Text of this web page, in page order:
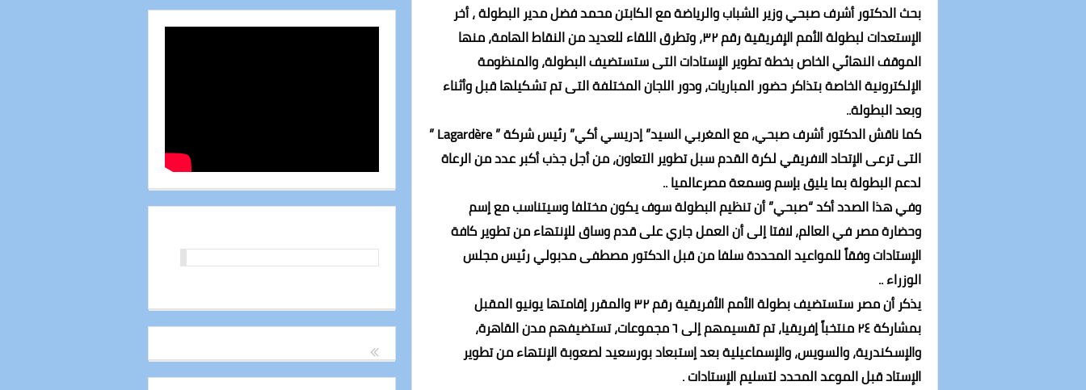
بحث الدكتور أشرف صبحي وزير الشباب والرياضة مع الكابتن محمد فضل مدير البطولة ، أخر
الإستعدات لبطولة الأمم الإفريقية رقم ٣٢، وتطرق اللقاء للعديد من النقاط الهامة، منها
الموقف النهائي الخاص بخطة تطوير الإستادات التى ستستضيف البطولة، والمنظومة
الإلكترونية الخاصة بتذاكر حضور المباريات، ودور اللجان المختلفة التى تم تشكيلها قبل وأثناء
وبعد البطولة..
كما ناقش الدكتور أشرف صبحي، مع المغربي السيد” إدريسي أكي” رئيس شركة ” Lagardère ”
التى ترعى الإتحاد الافريقي لكرة القدم سبل تطوير التعاون، من أجل جذب أكبر عدد من الرعاة
لدعم البطولة بما يليق بإسم وسمعة مصرعالميا ..
وفي هذا الصدد أكد “صبحي” أن تنظيم البطولة سوف يكون مختلفا وسيتناسب مع إسم
وحضارة مصر في العالم، لافتا إلى أن العمل جاري على قدم وساق للإنتهاء من تطوير كافة
الإستادات وفقاً للمواعيد المحددة سلفا من قبل الدكتور مصطفى مدبولي رئيس مجلس
الوزراء ..
يذكر أن مصر ستستضيف بطولة الأمم الأفريقية رقم ٣٢ والمقرر إقامتها يونيو المقبل
بمشاركة ٢٤ منتخباً إفريقيا، تم تقسيمهم إلى ٦ مجموعات، تستضيفهم مدن القاهرة،
والإسكندرية، والسويس، والإسماعيلية بعد إستبعاد بورسعيد لصعوبة الإنتهاء من تطوير
الإستاد قبل الموعد المحدد لتسليم الإستادات .